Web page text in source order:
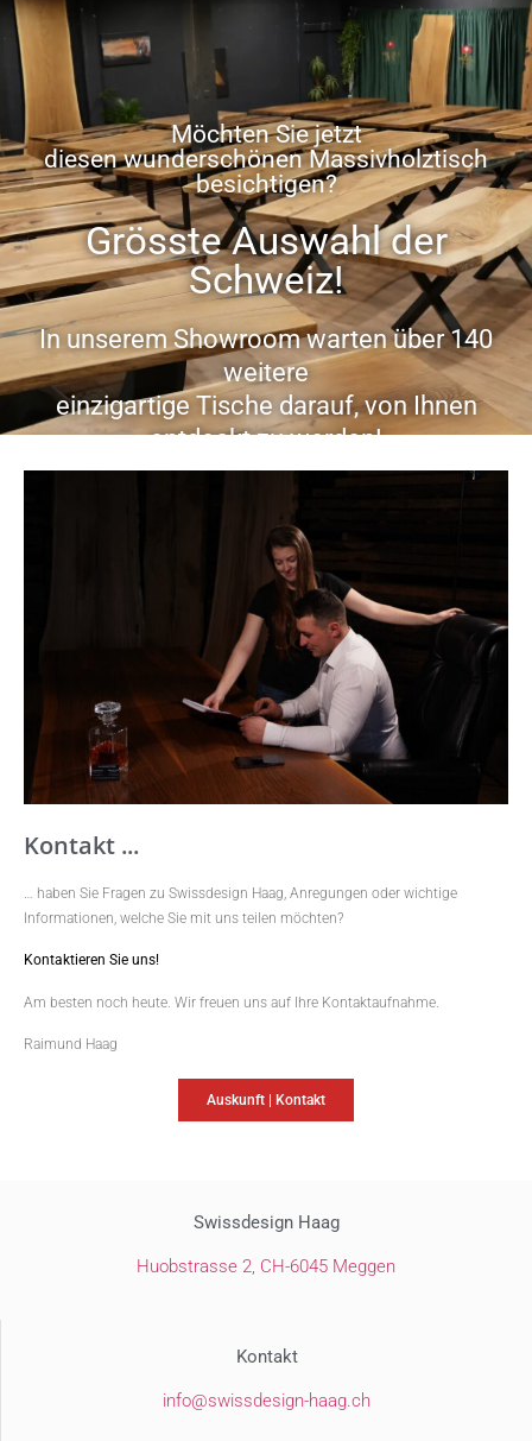
Möchten Sie jetzt
diesen wunderschönen Massivholztisch
besichtigen?
Grösste Auswahl der
Schweiz!
In unserem Showroom warten über 140
weitere
einzigartige Tische darauf, von Ihnen
entdeckt zu werden!
Jetzt Termin vereinbaren ...
Öffnungszeiten:
von Montag bis Samstag
von 9 – 19 Uhr
Sonntag auch möglich auf Voranmeldung
Kontakt ...
… haben Sie Fragen zu Swissdesign Haag, Anregungen oder wichtige
Informationen, welche Sie mit uns teilen möchten?
Kontaktieren Sie uns!
Am besten noch heute. Wir freuen uns auf Ihre Kontaktaufnahme.
Raimund Haag
Auskunft | Kontakt
Swissdesign Haag
Huobstrasse 2, CH-6045 Meggen
Kontakt
hc.gaah-ngisedssiws
@ofni